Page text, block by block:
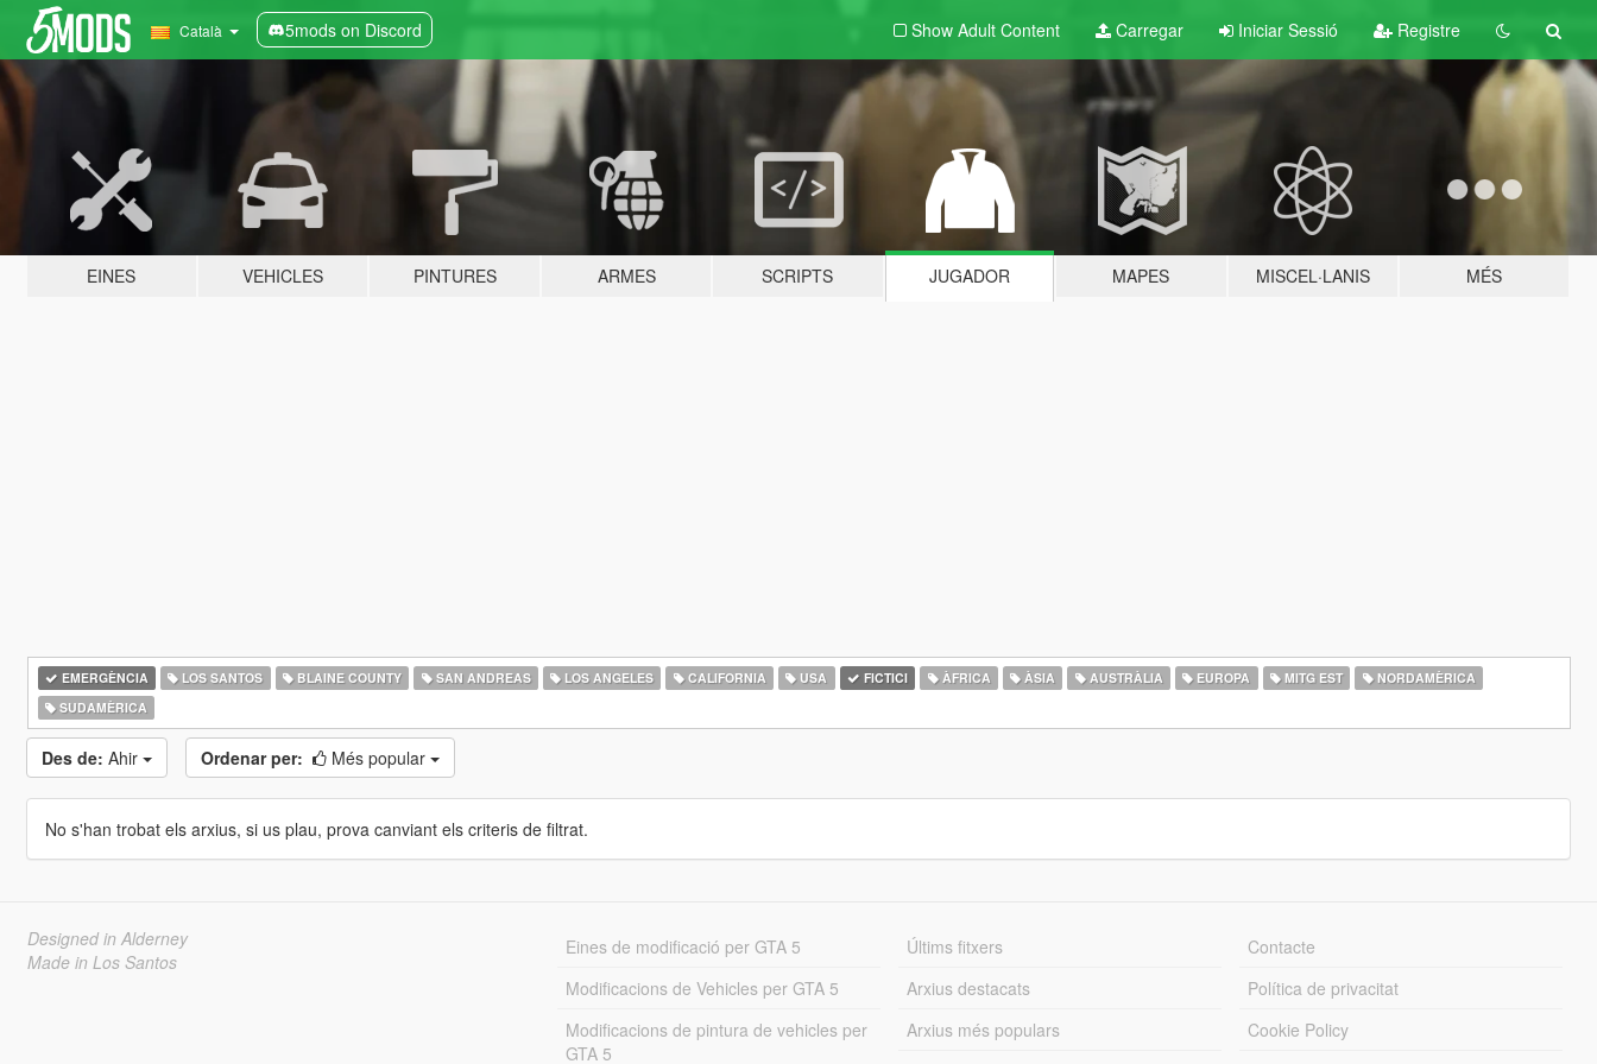
Català 5mods on Discord Show Adult Content Carregar Iniciar Sessió Registre
EINES VEHICLES PINTURES ARMES SCRIPTS JUGADOR MAPES MISCEL·LANIS MÉS
EMERGÈNCIA LOS SANTOS BLAINE COUNTY SAN ANDREAS LOS ANGELES CALIFORNIA USA FICTICI ÀFRICA ÀSIA AUSTRÀLIA EUROPA MITG EST
NORDAMÈRICA
SUDAMÈRICA
Des de: Ahir Ordenar per: Més popular
No s'han trobat els arxius, si us plau, prova canviant els criteris de filtrat.
Designed in Alderney
Made in Los Santos
Eines de modificació per GTA 5
Modificacions de Vehicles per GTA 5
Modificacions de pintura de vehicles per
GTA 5
Últims fitxers
Arxius destacats
Arxius més populars
Contacte
Política de privacitat
Cookie Policy